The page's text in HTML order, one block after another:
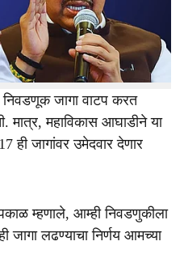
निर्णय महाविकास
एकतर्फी होईल. मित्रपक्षांमध्ये
जागा वाटप करत
मात्र, महाविकास आघाडीने या
ही जागांवर उमेदवार देणार
म्हणाले, आम्ही निवडणुकीला
जागा लढण्याचा निर्णय आमच्या